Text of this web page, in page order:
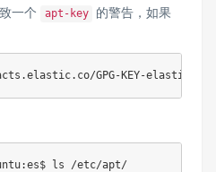
一个 apt-key
的警告，如果
GPG-KEY-
ls /etc/apt/